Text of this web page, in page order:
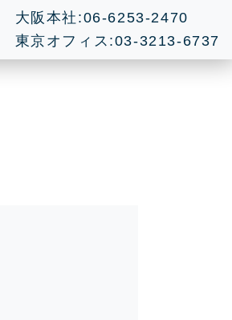
大阪本社:06-6253-2470
東京オフィス:03-3213-6737